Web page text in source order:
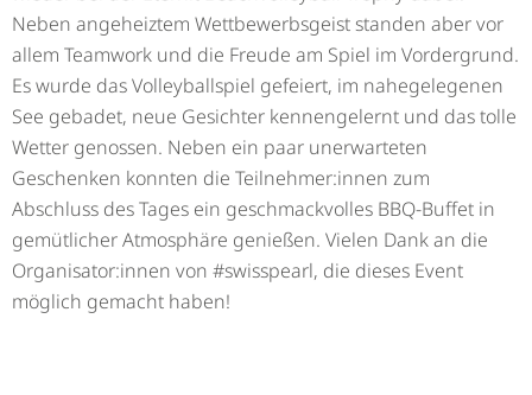
Neben angeheiztem Wettbewerbsgeist standen aber vor
allem Teamwork und die Freude am Spiel im Vordergrund.
Es wurde das Volleyballspiel gefeiert, im nahegelegenen
See gebadet, neue Gesichter kennengelernt und das tolle
Wetter genossen. Neben ein paar unerwarteten
Geschenken konnten die Teilnehmer:innen zum
Abschluss des Tages ein geschmackvolles BBQ-Buffet in
gemütlicher Atmosphäre genießen. Vielen Dank an die
Organisator:innen von #swisspearl, die dieses Event
möglich gemacht haben!